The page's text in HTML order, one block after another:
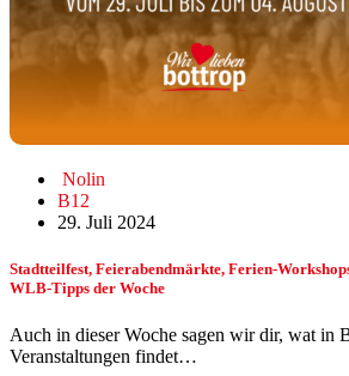
Nolin
B12
29. Juli 2024
Stadtteilfest, Feierabendmärkte, Ferien-
WLB-Tipps der Woche
Auch in dieser Woche sagen wir dir, wat in
Veranstaltungen findet…